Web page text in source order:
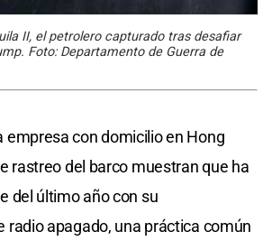
II, el petrolero capturado tras desafiar
Foto: Departamento de Guerra de
empresa con domicilio en Hong
rastreo del barco muestran que ha
del último año con su
radio apagado, una práctica común